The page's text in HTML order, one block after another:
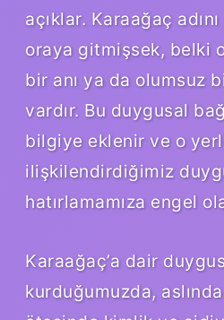
açıklar. Karaağaç
oraya gitmişsek, belki
bir anı ya da olumsuz
vardır. Bu duygusal
bilgiye eklenir ve o
ilişkilendirdiğimiz
hatırlamamıza engel
Karaağaç’a dair
kurduğumuzda,